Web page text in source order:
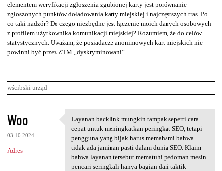
elementem weryfikacji zgłoszenia zgubionej karty jest porównanie
zgłoszonych punktów doładowania karty miejskiej i najczęstszych tras. Po
co taki nadzór? Do czego niezbędne jest łączenie moich danych osobowych
z profilem użytkownika komunikacji miejskiej? Rozumiem, że do celów
statystycznych. Uważam, że posiadacze anonimowych kart miejskich nie
powinni być przez ZTM „dyskryminowani”.
wścibski urząd
K
o
m
e
Woo
03.10.2024
Adres
Layanan backlink mungkin
Layanan backlink mungkin tampak seperti cara
cepat untuk meningkatkan peringkat SEO, tetapi
pengguna yang bijak harus memahami bahwa
tidak ada jaminan pasti dalam dunia SEO. Klaim
bahwa layanan tersebut mematuhi pedoman mesin
pencari seringkali hanya bagian dari taktik